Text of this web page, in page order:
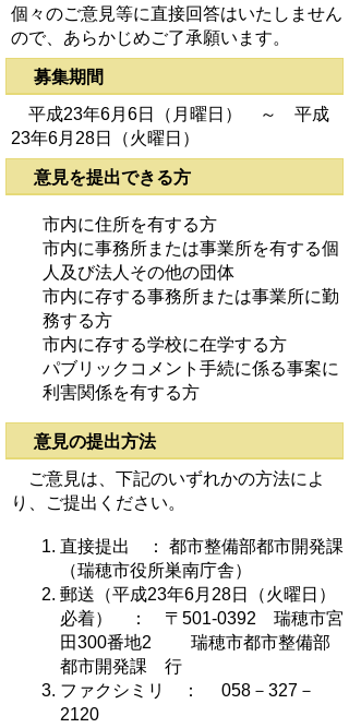
個々のご意見等に直接回答はいたしません
ので、あらかじめご了承願います。
募集期間
平成23年6月6日（月曜日） ～ 平成
23年6月28日（火曜日）
意見を提出できる方
市内に住所を有する方
市内に事務所または事業所を有する個
人及び法人その他の団体
市内に存する事務所または事業所に勤
務する方
市内に存する学校に在学する方
パブリックコメント手続に係る事案に
利害関係を有する方
意見の提出方法
ご意見は、下記のいずれかの方法によ
り、ご提出ください。
直接提出 ： 都市整備部都市開発課
（瑞穂市役所巣南庁舎）
郵送（平成23年6月28日（火曜日）
必着） ： 〒501-0392 瑞穂市宮
田300番地2 瑞穂市都市整備部
都市開発課 行
ファクシミリ ： 058－327－
2120